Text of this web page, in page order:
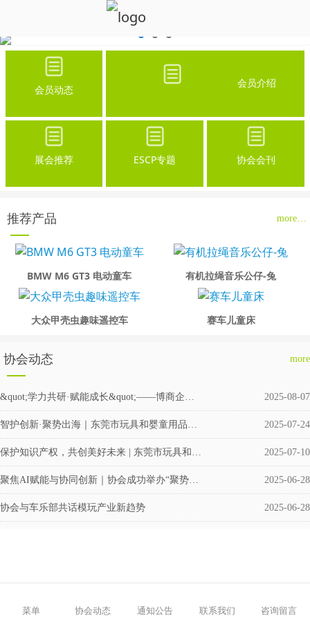
会员动态
会员介绍
展会推荐 ESCP专题 协会会刊
推荐产品 more…
BMW M6 GT3 电动童车 有机拉绳音乐公仔-兔
大众甲壳虫趣味遥控车 赛车儿童床
协会动态 more
&quot;学力共研·赋能成长&quot;——博商企业交流会圆满举行 2025-08-07
智护创新·聚势出海｜东莞市玩具和婴童用品企业涉外知识产权交流会成功举办 2025-07-24
保护知识产权，共创美好未来 | 东莞市玩具和婴童用品协会积极筹备成立维权援助工作站 2025-07-10
聚焦AI赋能与协同创新｜协会成功举办“聚势·共赢”企业交流活动 2025-06-28
协会与车乐部共话模玩产业新趋势 2025-06-28
菜单 协会动态 通知公告 联系我们 咨询留言